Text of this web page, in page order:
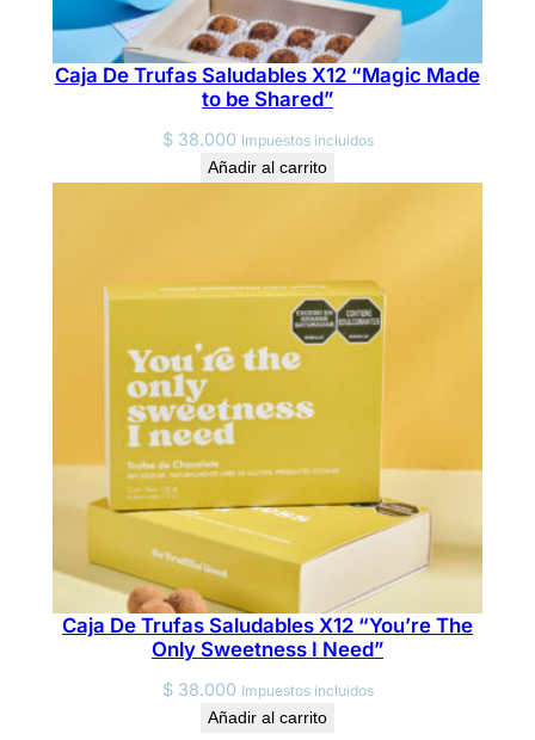
Caja De Trufas Saludables X12 “Magic Made
to be Shared”
$38.000 Impuestos incluidos
Añadir al carrito
Caja De Trufas Saludables X12 “You’re The
Only Sweetness I Need”
$38.000 Impuestos incluidos
Añadir al carrito